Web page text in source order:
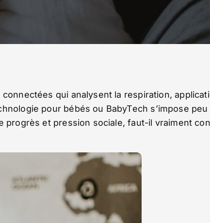
qui analysent la respiration,
pour bébés ou BabyTech s’impose peu
progrès et pression sociale, faut-il vraiment